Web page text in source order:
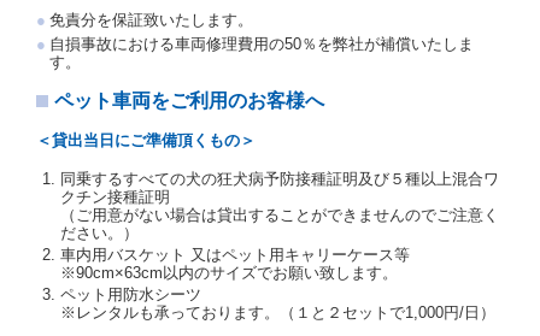
ことをいいます。
注２）運転免許証とは、道路交通法第９２条に規定
される運転免許証のうち、道路交通法施行規則第１
す。
に対し、運転免許証のほかに本人確認ができる書類の
あります。
当社は、貸渡契約の締結にあたり、借受期間中に借受
人及び運転者と連絡するための携帯電話番号等の告知
を求めます。
当社は、貸渡契約の締結にあたり、借受人に対し、ク
レジットカード若しくは現金による支払いを求め、又
はその他の支払方法を指定することがあります。
免責分を保証致いたします。
自損事故における車両修理費用の50％を弊社が補償いたしま
す。
ペット車両をご利用のお客様へ
＜貸出当日にご準備頂くもの＞
同乗するすべての犬の狂犬病予防接種証明及び５種以上混合ワ
クチン接種証明
（ご用意がない場合は貸出することができませんのでご注意く
ださい。）
車内用バスケット 又はペット用キャリーケース等
※90cm×63cm以内のサイズでお願い致します。
ペット用防水シーツ
※レンタルも承っております。（１と２セットで1,000円/日）